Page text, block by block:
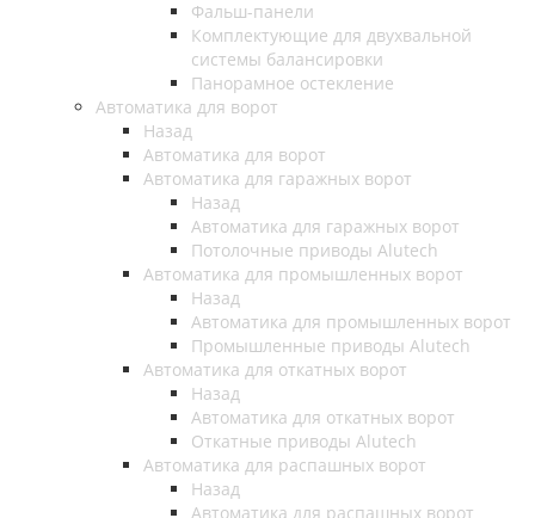
Фальш-панели
Комплектующие для двухвальной
системы балансировки
Панорамное остекление
Автоматика для ворот
Назад
Автоматика для ворот
Автоматика для гаражных ворот
Назад
Автоматика для гаражных ворот
Потолочные приводы Alutech
Автоматика для промышленных ворот
Назад
Автоматика для промышленных ворот
Промышленные приводы Alutech
Автоматика для откатных ворот
Назад
Автоматика для откатных ворот
Откатные приводы Alutech
Автоматика для распашных ворот
Назад
Автоматика для распашных ворот